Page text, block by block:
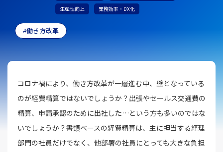
生産性向上
業務効率・DX化
働き方改革
コロナ禍により、働き方改革が一層進む中、壁となっている
のが経費精算ではないでしょうか？出張やセールス交通費の
精算、申請承認のために出社した…という方も多いのではな
いでしょうか？書類ベースの経費精算は、主に担当する経理
部門の社員だけでなく、他部署の社員にとっても大きな負担